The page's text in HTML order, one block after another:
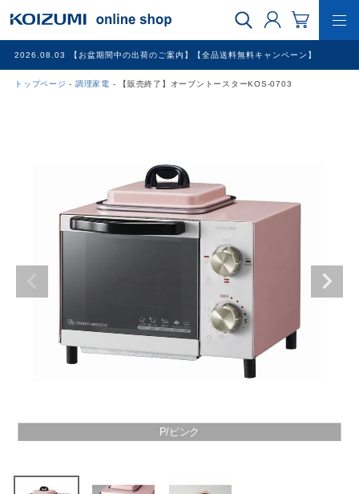
2026.08.03 【お盆期間中の出荷のご案内】【全品送料無料キャンペーン】
トップページ 調理家電 【販売終了】オーブントースターKOS-0703
調理家電
冷暖房家電
その他
ブログ
P/ピンク